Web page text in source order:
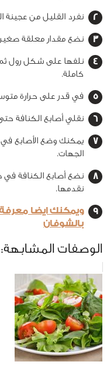
نفرد القليل من
نضع مقدار معلقة
نلفها على شكل رول ثم
كاملة.
في قدر على حرارة
نقلي أصابع الكنافة
يمكنك وضع الأصابع
الجهات.
نضع أصابع الكنافة
نقدمها.
ويمكنك ايضا
بالشوفان
الوصفات المشابهة: